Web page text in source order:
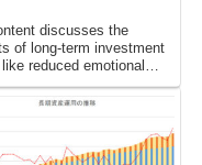
discusses the
of long-term investment
reduced emotional
to market fluctuations
of planning. The author,
describes their annual
strategy, which
adjustments for the new